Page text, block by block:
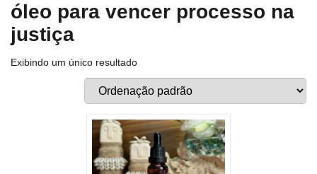
óleo para vencer processo na
justiça
Exibindo um único resultado